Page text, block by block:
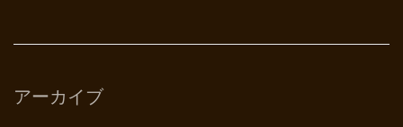
アーカイブ